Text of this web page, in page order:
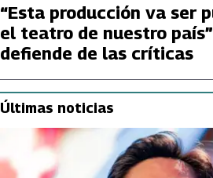
“Esta producción va ser
el teatro de nuestro
defiende de las críticas
Últimas noticias